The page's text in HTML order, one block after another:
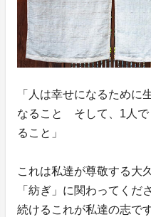
「人は幸せになるため
なること そして、1人で
ること」
これは私達が尊敬する大
「紡ぎ」に関わってくだ
続けるこれが私達の志です